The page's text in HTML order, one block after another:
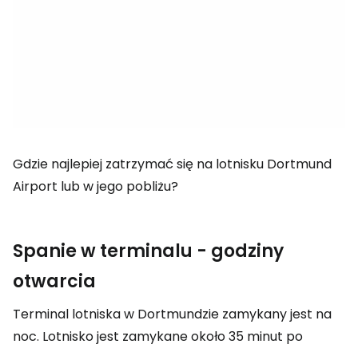
Gdzie najlepiej zatrzymać się na lotnisku Dortmund
Airport lub w jego pobliżu?
Spanie w terminalu - godziny
otwarcia
Terminal lotniska w Dortmundzie zamykany jest na
noc. Lotnisko jest zamykane około 35 minut po